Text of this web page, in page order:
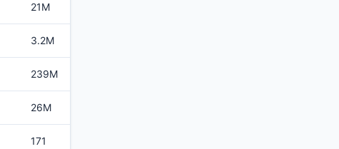
21M
3.2M
239M
26M
171